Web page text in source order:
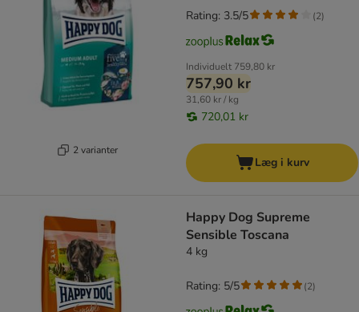
2 varianter
Individuelt 759,80 kr
757,90 kr
31,60 kr / kg
720,01 kr
Rating: 3.5/5 (2)
Læg i kurv
Happy Dog Supreme
Sensible Toscana
4 kg
Rating: 5/5 (2)